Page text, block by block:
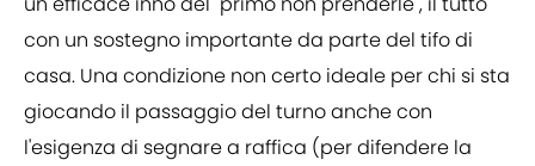
con un sostegno importante da parte del tifo di
casa. Una condizione non certo ideale per chi si sta
giocando il passaggio del turno anche con
l'esigenza di segnare a raffica (per difendere la